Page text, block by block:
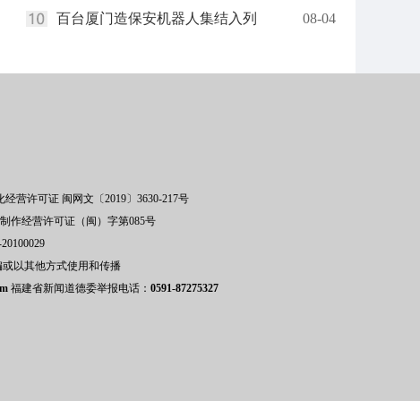
百台厦门造保安机器人集结入列 08-04